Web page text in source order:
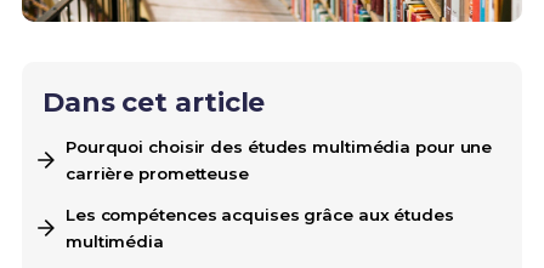
Dans cet article
Pourquoi choisir des études multimédia pour une
carrière prometteuse
Les compétences acquises grâce aux études
multimédia